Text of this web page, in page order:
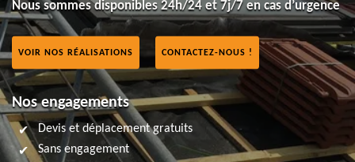
Nous sommes disponibles 24h/24 et 7j/7 en cas d’urgence
VOIR NOS RÉALISATIONS CONTACTEZ-NOUS !
Nos engagements
Devis et déplacement gratuits
Sans engagement